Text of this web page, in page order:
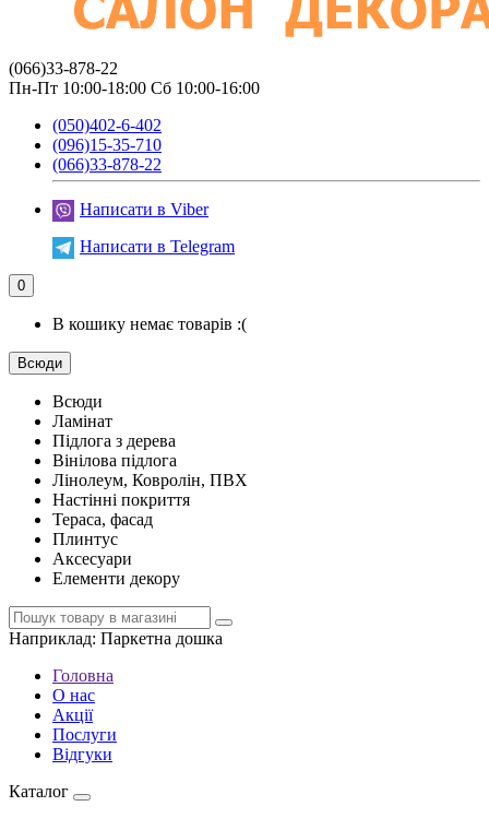
(066)33-878-22
Пн-Пт 10:00-18:00 Сб 10:00-16:00
(050)402-6-402
(096)15-35-710
(066)33-878-22
Написати в Viber
Написати в Telegram
0
В кошику немає товарів :(
Всюди
Всюди
Ламінат
Підлога з дерева
Вінілова підлога
Лінолеум, Ковролін, ПВХ
Настінні покриття
Тераса, фасад
Плинтус
Аксесуари
Елементи декору
Наприклад: Паркетна дошка
Головна
О нас
Акції
Послуги
Відгуки
Каталог